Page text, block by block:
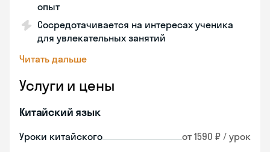
опыт
Сосредотачивается на интересах ученика
для увлекательных занятий
Читать дальше
Услуги и цены
Китайский язык
Уроки китайского от 1590 ₽ / урок